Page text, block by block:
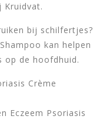
Kruidvat.
bij schilfertjes?
kan helpen
op de hoofdhuid.
Crème
Eczeem Psoriasis